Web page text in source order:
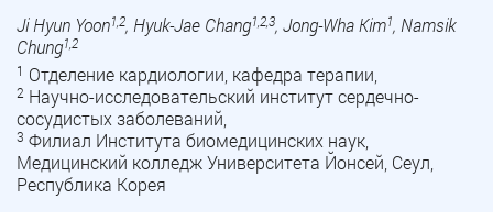
Ji Hyun Yoon1,2, Hyuk-Jae Chang1,2,3, Jong-Wha Kim1, Namsik
Chung1,2
1 Отделение кардиологии, кафедра терапии,
2 Научно-исследовательский институт сердечно-
сосудистых заболеваний,
3 Филиал Института биомедицинских наук,
Медицинский колледж Университета Йонсей, Сеул,
Республика Корея